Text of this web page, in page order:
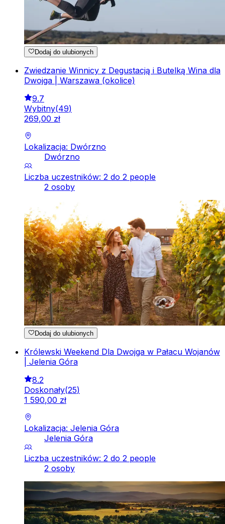
Dodaj do ulubionych
Zwiedzanie Winnicy z Degustacją i Butelką Wina dla
Dwojga | Warszawa (okolice)
9.7
Wybitny(49)
269,00 zł
Lokalizacja: Dwórzno
Dwórzno
Liczba uczestników: 2 do 2 people
2 osoby
Dodaj do ulubionych
Królewski Weekend Dla Dwojga w Pałacu Wojanów
| Jelenia Góra
8.2
Doskonały(25)
1 590,00 zł
Lokalizacja: Jelenia Góra
Jelenia Góra
Liczba uczestników: 2 do 2 people
2 osoby